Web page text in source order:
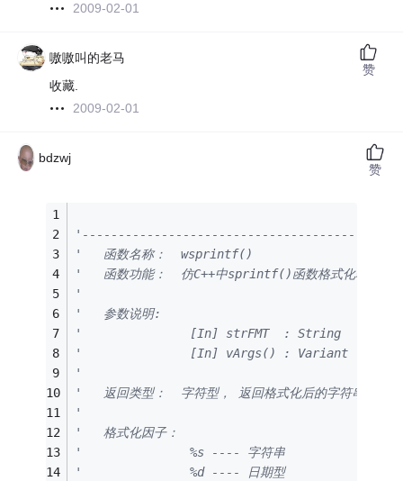
2009-02-01
嗷嗷叫的老马
收藏.
2009-02-01
赞
bdzwj
'   函数名称：  wsprintf()
'   函数功能：  仿C++中sprintf()函数格式化输出数
'
'   参数说明:
'               [In] strFMT  : String         '输出内
'               [In] vArgs() : Variant        '输
'
'   返回类型：  字符型， 返回格式化后的字符串
'
'   格式化因子：
'               %s ---- 字符串
'               %d ---- 日期型
赞